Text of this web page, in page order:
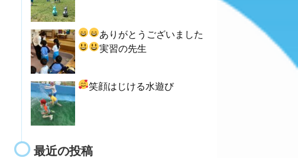
ありがとうございました
実習の先生
笑顔はじける水遊び
最近の投稿